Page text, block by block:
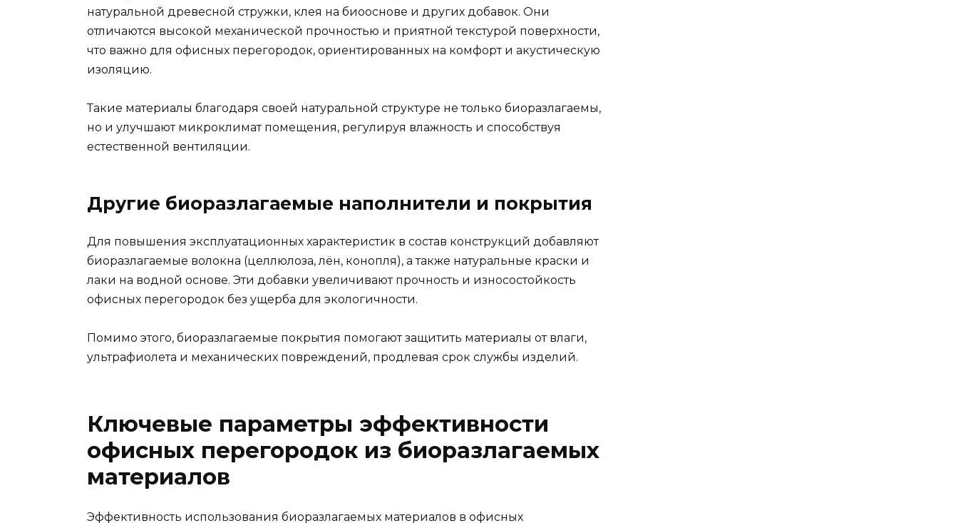
натуральной древесной стружки, клея на биооснове и других добавок. Они
отличаются высокой механической прочностью и приятной текстурой поверхности,
что важно для офисных перегородок, ориентированных на комфорт и акустическую
изоляцию.
Такие материалы благодаря своей натуральной структуре не только биоразлагаемы,
но и улучшают микроклимат помещения, регулируя влажность и способствуя
естественной вентиляции.
Другие биоразлагаемые наполнители и покрытия
Для повышения эксплуатационных характеристик в состав конструкций добавляют
биоразлагаемые волокна (целлюлоза, лён, конопля), а также натуральные краски и
лаки на водной основе. Эти добавки увеличивают прочность и износостойкость
офисных перегородок без ущерба для экологичности.
Помимо этого, биоразлагаемые покрытия помогают защитить материалы от влаги,
ультрафиолета и механических повреждений, продлевая срок службы изделий.
Ключевые параметры эффективности
офисных перегородок из биоразлагаемых
материалов
Эффективность использования биоразлагаемых материалов в офисных